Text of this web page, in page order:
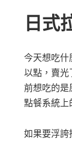
日式
今天想吃什
以點，賣光
前想吃的是
點餐系統上
如果要浮誇